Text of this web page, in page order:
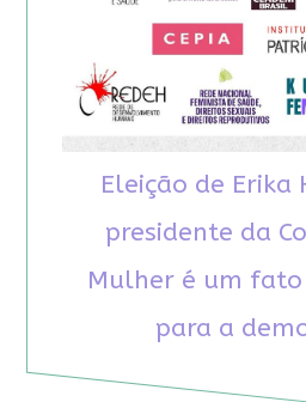
Eleição de Erika
presidente da
Mulher é um
para a